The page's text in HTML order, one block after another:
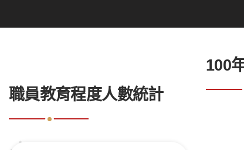
職員教育程度人數統計
100